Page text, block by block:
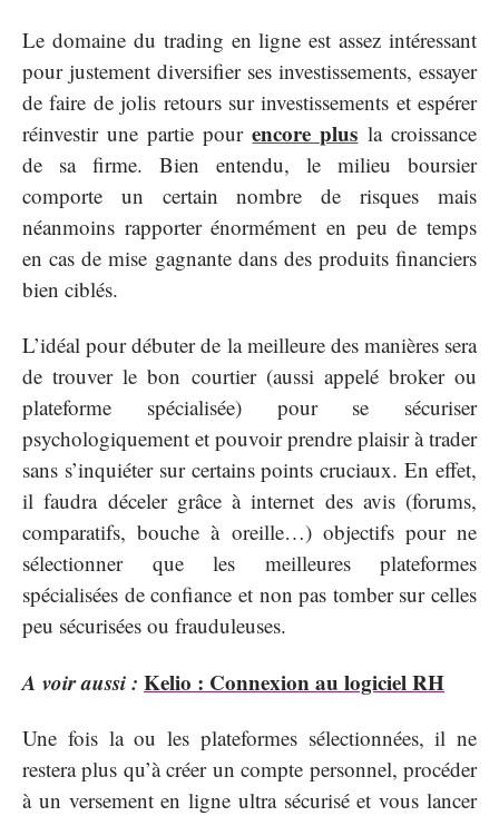
Le domaine du trading en ligne est assez intéressant
pour justement diversifier ses investissements, essayer
de faire de jolis retours sur investissements et espérer
réinvestir une partie pourencore plus la croissance
de sa firme. Bien entendu, le milieu boursier
comporte un certain nombre de risques mais
néanmoins rapporter énormément en peu de temps
en cas de mise gagnante dans des produits financiers
bien ciblés.
L’idéal pour débuter de la meilleure des manières sera
de trouver le bon courtier (aussi appelé broker ou
plateforme spécialisée) pour se sécuriser
psychologiquement et pouvoir prendre plaisir à trader
sans s’inquiéter sur certains points cruciaux. En effet,
il faudra déceler grâce à internet des avis (forums,
comparatifs, bouche à oreille…) objectifs pour ne
sélectionner que les meilleures plateformes
spécialisées de confiance et non pas tomber sur celles
peu sécurisées ou frauduleuses.
A voir aussi : Kelio : Connexion au logiciel RH
Une fois la ou les plateformes sélectionnées, il ne
restera plus qu’à créer un compte personnel, procéder
à un versement en ligne ultra sécurisé et vous lancer